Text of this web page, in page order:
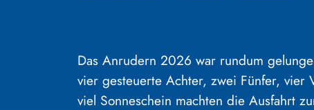
Das Anrudern 2026 war rundum
vier gesteuerte Achter, zwei Fünfer, vier
viel Sonneschein machten die Ausfahrt